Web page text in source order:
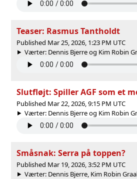
Teaser: Rasmus Tantholdt
Published Mar 25, 2026, 1:23 PM UTC
Værter: Dennis Bjerre og Kim Robin
Slutfløjt: Spiller AGF som et
Published Mar 22, 2026, 9:15 PM UTC
Værter: Dennis Bjerre og Kim Robin
Småsnak: Serra på toppen?
Published Mar 19, 2026, 3:52 PM UTC
Værter: Dennis Bjerre, Kim Robin